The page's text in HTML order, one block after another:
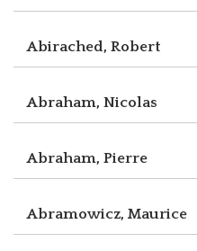
Abirached, Robert
Abraham, Nicolas
Abraham, Pierre
Abramowicz, Maurice